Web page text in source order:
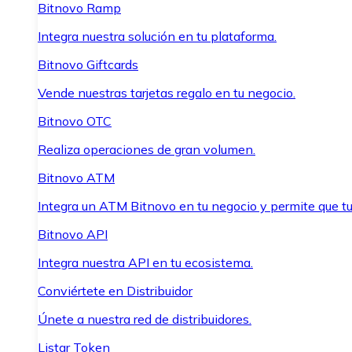
Bitnovo Ramp
Integra nuestra solución en tu plataforma.
Bitnovo Giftcards
Vende nuestras tarjetas regalo en tu negocio.
Bitnovo OTC
Realiza operaciones de gran volumen.
Bitnovo ATM
Integra un ATM Bitnovo en tu negocio y permite que
Bitnovo API
Integra nuestra API en tu ecosistema.
Conviértete en Distribuidor
Únete a nuestra red de distribuidores.
Listar Token